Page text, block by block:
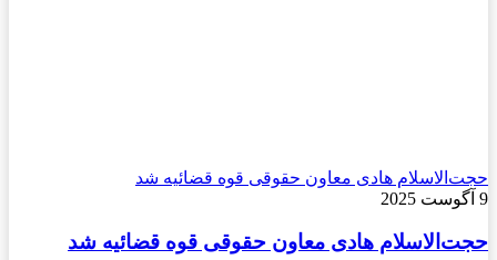
حجت‌الاسلام هادی معاون حقوقی قوه قضائیه شد
9 آگوست 2025
حجت‌الاسلام هادی معاون حقوقی قوه قضائیه شد